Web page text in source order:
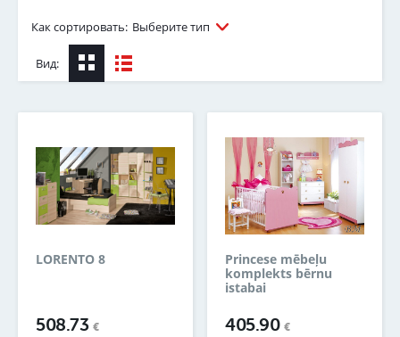
Как сортировать: Выберите тип
Вид:
LORENTO 8
508.73€
Princese mēbeļu
komplekts bērnu
istabai
405.90€